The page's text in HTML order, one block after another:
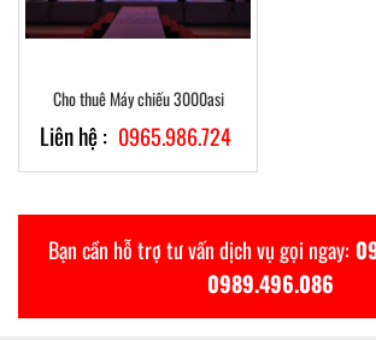
Cho thuê Máy chiếu 3000asi
Liên hệ : 0965.986.724
Bạn cần hỗ trợ tư vấn dịch vụ gọi ngay:
0989.496.086